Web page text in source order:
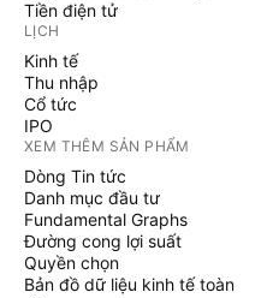
Tiền điện tử
LỊCH
Kinh tế
Thu nhập
Cổ tức
IPO
XEM THÊM SẢN PHẨM
Dòng Tin tức
Danh mục đầu tư
Fundamental Graphs
Đường cong lợi suất
Quyền chọn
Bản đồ dữ liệu kinh tế toàn